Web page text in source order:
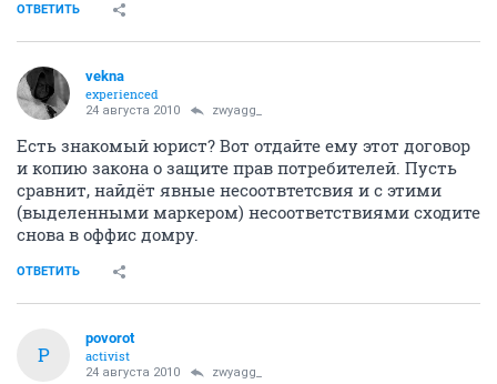
ОТВЕТИТЬ
vekna
experienced
24 августа 2010 zwyagg_
Есть знакомый юрист? Вот отдайте ему этот договор
и копию закона о защите прав потребителей. Пусть
сравнит, найдёт явные несоотвтетсвия и с этими
(выделенными маркером) несоответствиями сходите
снова в оффис домру.
ОТВЕТИТЬ
P
povorot
activist
24 августа 2010 zwyagg_